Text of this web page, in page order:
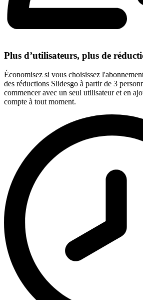
Plus d’utilisateurs, plus de
Économisez si vous choisissez
des réductions Slidesgo à partir de 3
commencer avec un seul utilisateur et en
compte à tout moment.